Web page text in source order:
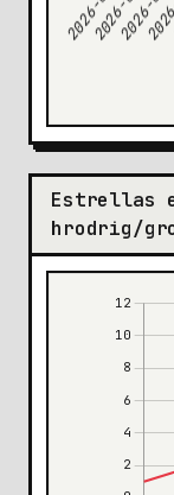
Estrellas
hrodrig/